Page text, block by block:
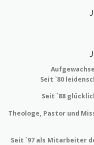
Seit `80
Seit `88
Theologe, Pastor und
Seit `97 als Mitarbeiter